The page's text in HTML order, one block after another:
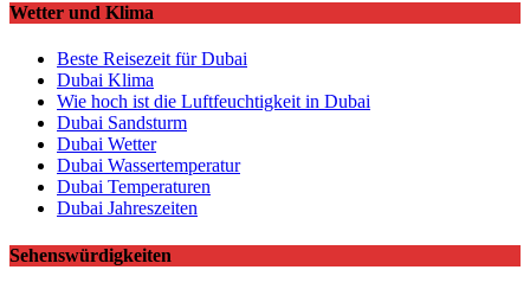
Wetter und Klima
Beste Reisezeit für Dubai
Dubai Klima
Wie hoch ist die Luftfeuchtigkeit in Dubai
Dubai Sandsturm
Dubai Wetter
Dubai Wassertemperatur
Dubai Temperaturen
Dubai Jahreszeiten
Sehenswürdigkeiten